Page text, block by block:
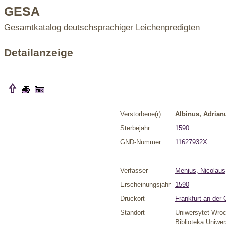
GESA
Gesamtkatalog deutschsprachiger Leichenpredigten
Detailanzeige
Verstorbene(r)
Albinus,
Sterbejahr
1590
GND-Nummer
11627932X
Verfasser
Menius, Nicolaus
Erscheinungsjahr
1590
Druckort
Frankfurt an der
Standort
Uniwersytet
Biblioteka